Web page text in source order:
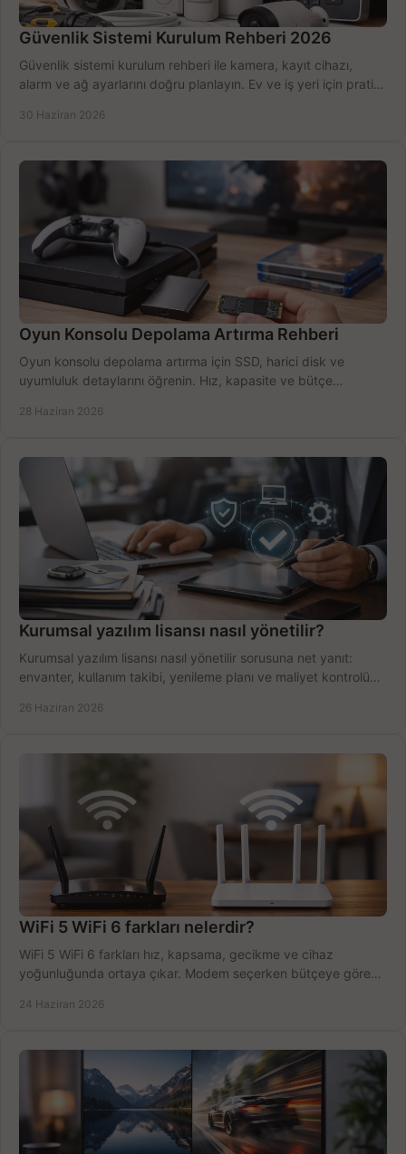
Güvenlik Sistemi Kurulum Rehberi 2026
Güvenlik sistemi kurulum rehberi ile kamera, kayıt cihazı,
alarm ve ağ ayarlarını doğru planlayın. Ev ve iş yeri için pratik
30 Haziran 2026
Oyun Konsolu Depolama Artırma Rehberi
Oyun konsolu depolama artırma için SSD, harici disk ve
uyumluluk detaylarını öğrenin. Hız, kapasite ve bütçe
28 Haziran 2026
Kurumsal yazılım lisansı nasıl yönetilir?
Kurumsal yazılım lisansı nasıl yönetilir sorusuna net yanıt:
envanter, kullanım takibi, yenileme planı ve maliyet kontrolü
26 Haziran 2026
WiFi 5 WiFi 6 farkları nelerdir?
WiFi 5 WiFi 6 farkları hız, kapsama, gecikme ve cihaz
yoğunluğunda ortaya çıkar. Modem seçerken bütçeye göre
24 Haziran 2026